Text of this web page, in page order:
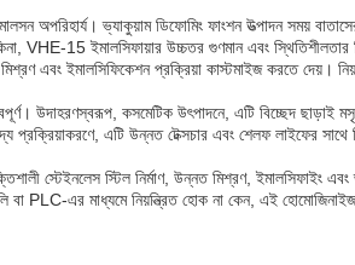
অপরিহার্য। ভ্যাকুয়াম ডিফোমিং ফাংশন উত্পাদন সময়
VHE-15 ইমালসিফায়ার উচ্চতর গুণমান এবং স্থিতিশীলতার
এবং ইমালসিফিকেশন প্রক্রিয়া কাস্টমাইজ করতে দেয়।
উদাহরণস্বরূপ, কসমেটিক উৎপাদনে, এটি বিচ্ছেদ ছাড়াই
প্রক্রিয়াকরণে, এটি উন্নত টেক্সচার এবং শেলফ লাইফের সাথে
স্টেইনলেস স্টিল নির্মাণ, উন্নত মিশ্রণ, ইমালসিফাইং এবং
PLC-এর মাধ্যমে নিয়ন্ত্রিত হোক না কেন, এই